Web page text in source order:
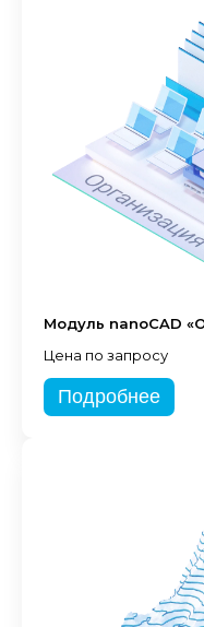
Модуль nanoCAD
Цена по запросу
Подробнее